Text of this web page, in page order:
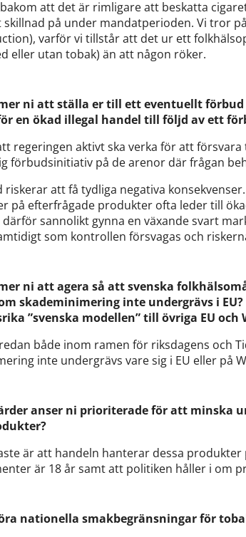
bakom att det är rimligare att beskatta
skillnad på under mandatperioden. Vi tror
varför vi tillstår att det ur ett
eller utan tobak) än att någon röker.
ni att ställa er till ett eventuellt förbud
en ökad illegal handel till följd av ett
regeringen aktivt ska verka för att
förbudsinitiativ på de arenor där frågan
riskerar att få tydliga negativa
på efterfrågade produkter ofta leder till
därför sannolikt gynna en växande svart
som kontrollen försvagas och
ni att agera så att svenska
skademinimering inte undergrävs i
”svenska modellen” till övriga EU och
både inom ramen för riksdagens och
inte undergrävs vare sig i EU eller på
anser ni prioriterade för att minska
är att handeln hanterar dessa
är 18 år samt att politiken håller i om
nationella smakbegränsningar för